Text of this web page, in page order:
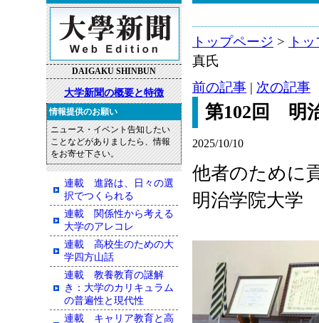
DAIGAKU SHINBUN
トップページ >
ト
真氏
前の記事 | 次の記事
第102回 明
2025/10/10
他者のために
明治学院大
大学新聞の概要と特徴
情報提供のお願い
ニュース・イベント告知したい
ことなどがありましたら、情報
をお寄せ下さい。
連載 進路は、日々の選
択でつくられる
連載 関係性から考える
大学のアレコレ
連載 高校生のための大
学四方山話
連載 教養教育の謎解
き：大学のカリキュラム
の普遍性と現代性
連載 キャリア教育と高